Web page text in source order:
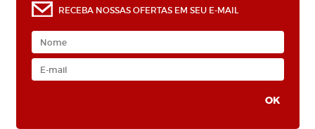
RECEBA NOSSAS OFERTAS EM SEU E-MAIL